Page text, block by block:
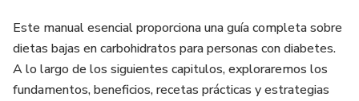
Este manual esencial proporciona una guía completa sobre
dietas bajas en carbohidratos para personas con diabetes.
A lo largo de los siguientes capitulos, exploraremos los
fundamentos, beneficios, recetas prácticas y estrategias